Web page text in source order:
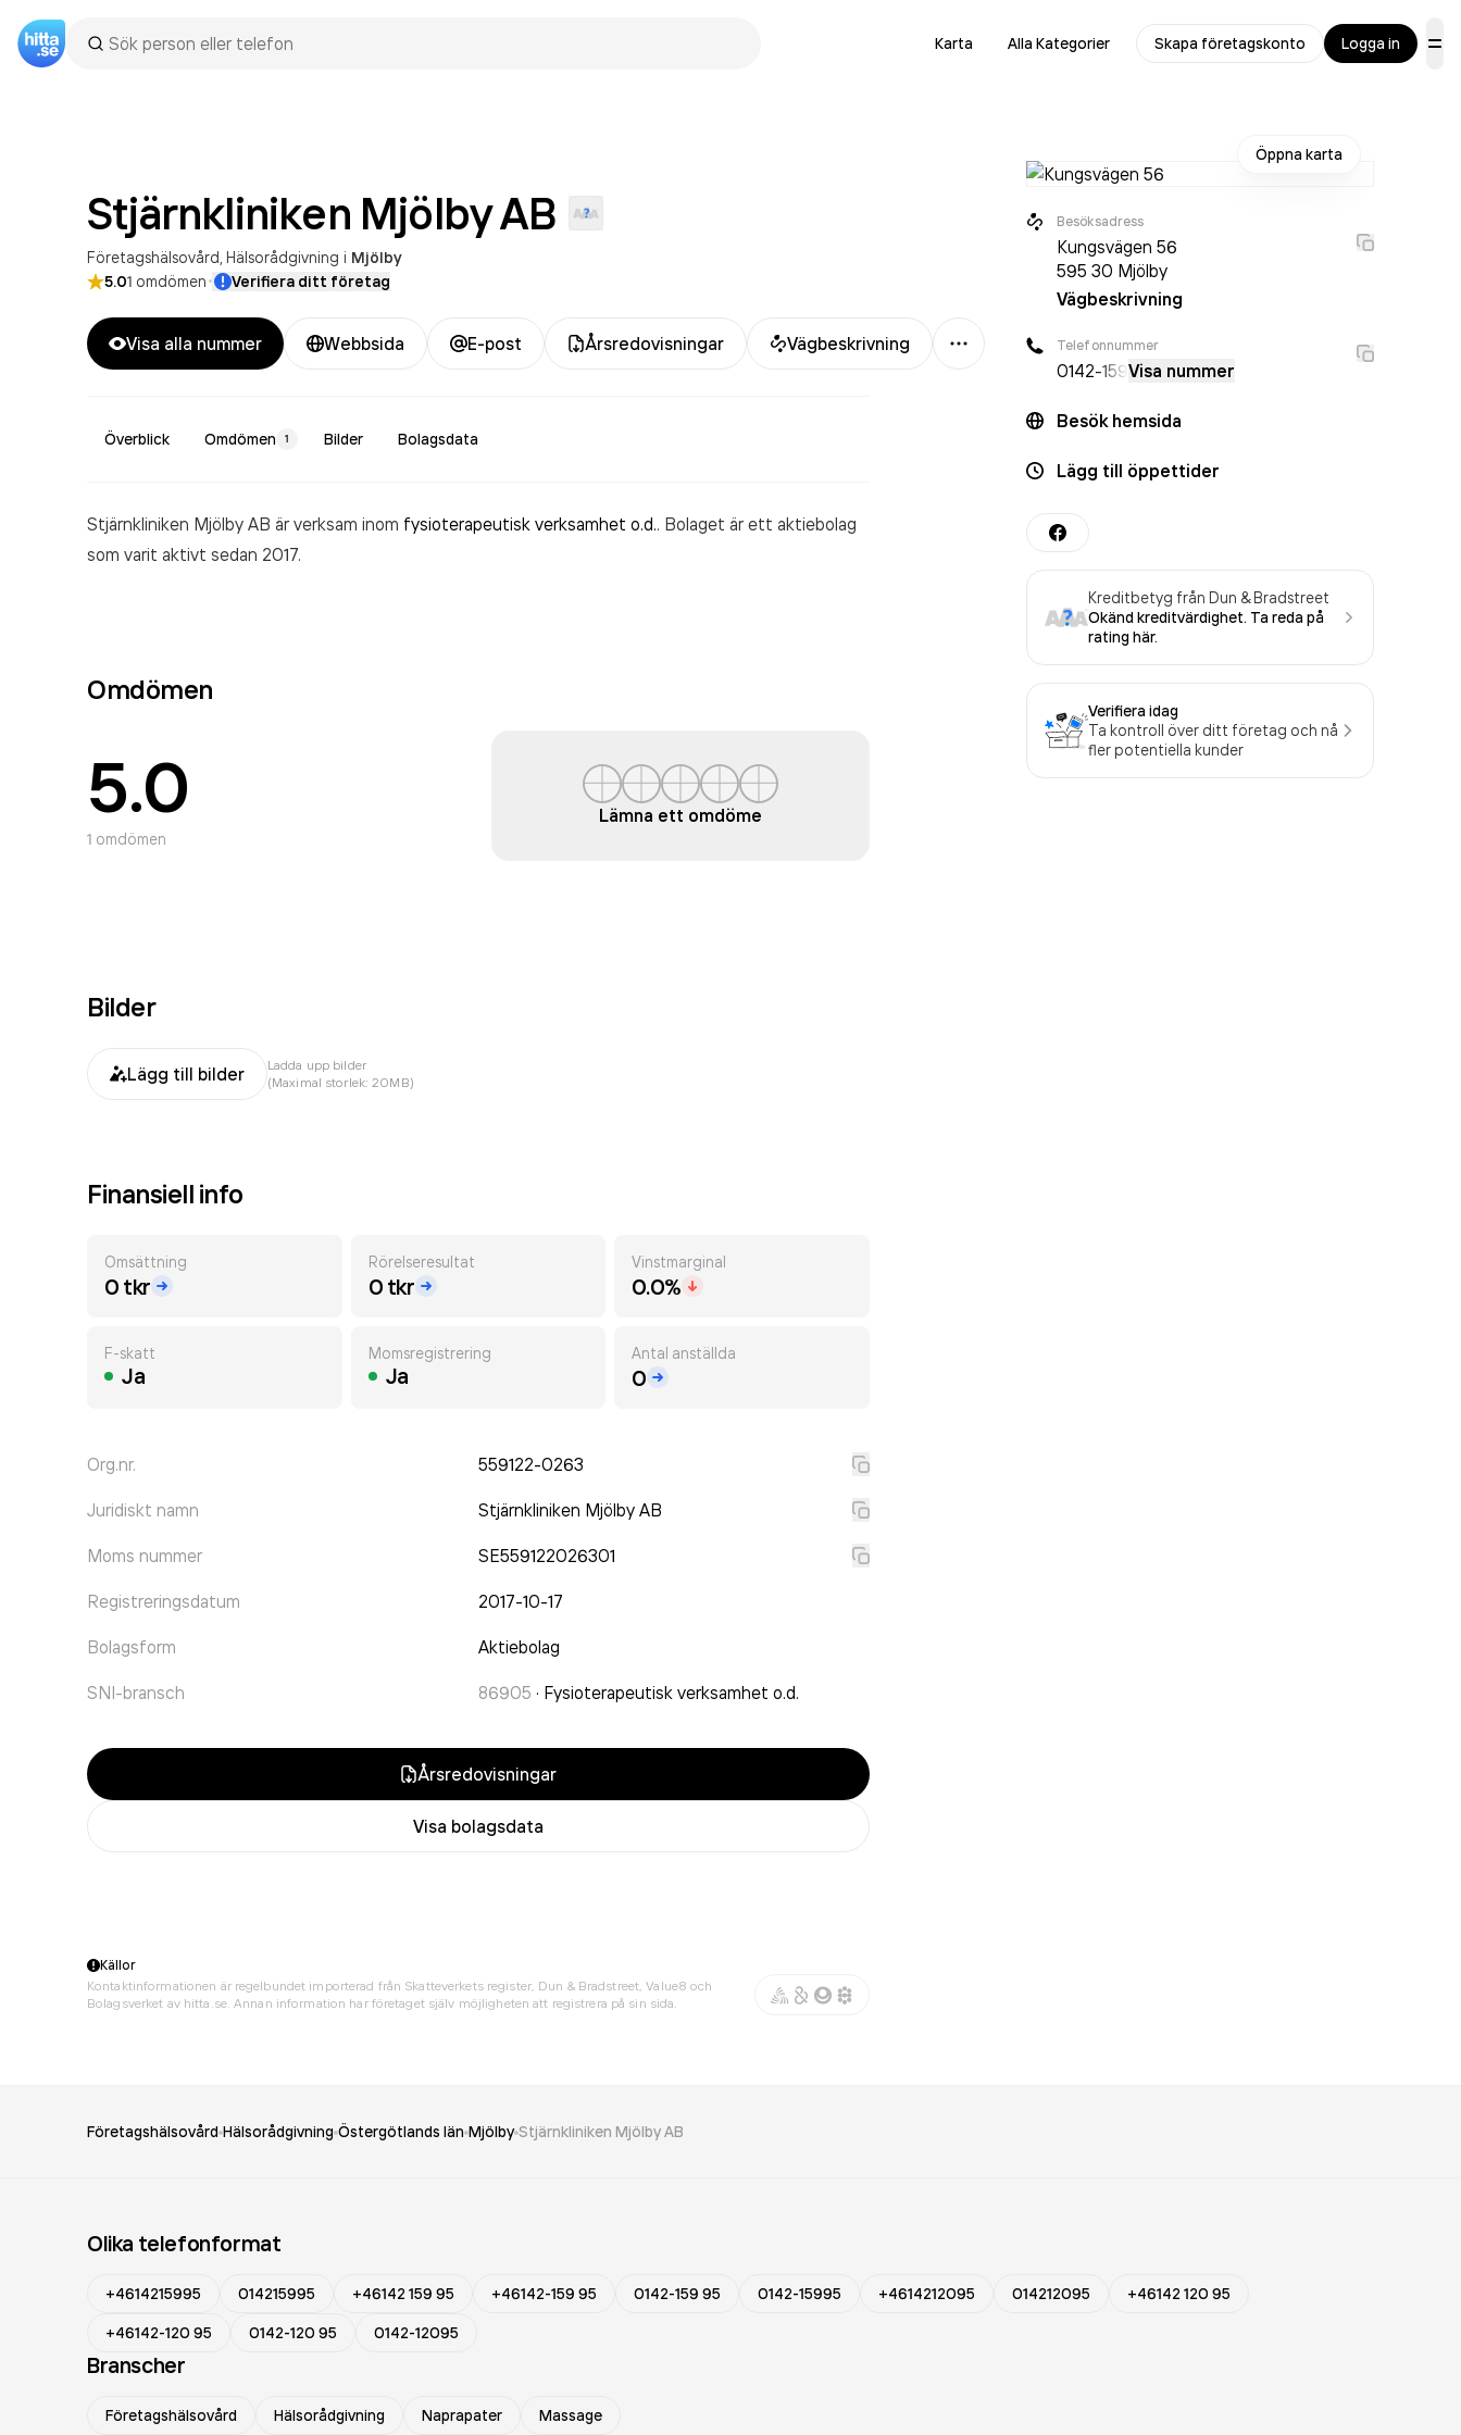
Karta Alla Kategorier Skapa företagskonto Logga in
Stjärnkliniken MjölbyAB
Företagshälsovård Hälsorådgivning i Mjölby
5.01 omdömen· Verifiera ditt företag
Visa alla nummer Webbsida E-post Årsredovisningar Vägbeskrivning
Mer
Överblick Omdömen 1 Bilder Bolagsdata
Stjärnkliniken Mjölby AB är verksam inom fysioterapeutisk verksamhet o.d.. Bolaget är ett aktiebolag
som varit aktivt sedan 2017.
Omdömen
5.0
1 omdömen
Lämna ett omdöme
Bilder
Lägg till bilder
Ladda upp bilder
(Maximal storlek: 20MB)
Finansiell info
Omsättning
0 tkr
Rörelseresultat
0 tkr
Vinstmarginal
0.0%
F-skatt
Ja
Momsregistrering
Ja
Antal anställda
0
Org.nr. 559122-0263
Juridiskt namn Stjärnkliniken Mjölby AB
Moms nummer SE559122026301
Registreringsdatum 2017-10-17
Bolagsform Aktiebolag
SNI-bransch 86905 · Fysioterapeutisk verksamhet o.d.
Årsredovisningar
Visa bolagsdata
Öppna karta
Besöksadress
Kungsvägen 56
595 30 Mjölby
Vägbeskrivning
Telefonnummer
0142-159Visa nummer
Besök hemsida
Lägg till öppettider
Kreditbetyg från Dun & Bradstreet
Okänd kreditvärdighet. Ta reda på
rating här.
Verifiera idag
Ta kontroll över ditt företag och nå
fler potentiella kunder
Källor
Kontaktinformationen är regelbundet importerad från Skatteverkets register, Dun & Bradstreet, Value8 och
Bolagsverket av hitta.se. Annan information har företaget själv möjligheten att registrera på sin sida.
Företagshälsovård Hälsorådgivning Östergötlands län Mjölby Stjärnkliniken Mjölby AB
Olika telefonformat
+4614215995 014215995 +46142 159 95 +46142-159 95 0142-159 95 0142-15995 +4614212095 014212095
+46142 120 95
+46142-120 95
0142-120 95 0142-12095
Branscher
Företagshälsovård Hälsorådgivning Naprapater Massage